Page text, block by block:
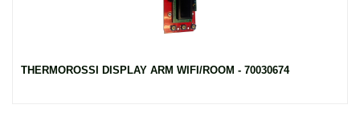
THERMOROSSI DISPLAY ARM WIFI/ROOM - 70030674